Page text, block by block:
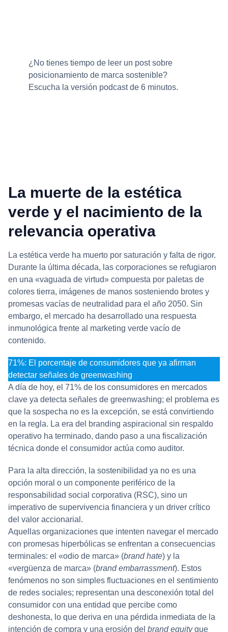
¿No tienes tiempo de leer un post sobre
posicionamiento de marca sostenible?
Escucha la versión podcast de 6 minutos.
La muerte de la estética
verde y el nacimiento de la
relevancia operativa
La estética verde ha muerto por saturación y falta de rigor.
Durante la última década, las corporaciones se refugiaron
en una «vaguada de virtud» compuesta por paletas de
colores tierra, imágenes de manos sosteniendo brotes y
promesas vacías de neutralidad para el año 2050. Sin
embargo, el mercado ha desarrollado una respuesta
inmunológica frente al marketing verde vacío de
contenido.
71%: El porcentaje de consumidores que ya afirman
detectar señales de greenwashing
A día de hoy, el 71% de los consumidores en mercados
clave ya detecta señales de greenwashing; el problema es
que la sospecha no es la excepción, se está convirtiendo
en la regla. La era del branding aspiracional sin respaldo
operativo ha terminado, dando paso a una fiscalización
técnica donde el consumidor actúa como auditor.
Para la alta dirección, la sostenibilidad ya no es una
opción moral o un componente periférico de la
responsabilidad social corporativa (RSC), sino un
imperativo de supervivencia financiera y un driver crítico
del valor accionarial.
Aquellas organizaciones que intenten navegar el mercado
con promesas hiperbólicas se enfrentan a consecuencias
terminales: el «odio de marca» (brand hate) y la
«vergüenza de marca» (brand embarrassment). Estos
fenómenos no son simples fluctuaciones en el sentimiento
de redes sociales; representan una desconexión total del
consumidor con una entidad que percibe como
deshonesta, lo que deriva en una pérdida inmediata de la
intención de compra y una erosión del brand equityque